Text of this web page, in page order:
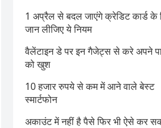
1 अप्रैल से बदल जाएंगे क्रेडिट कार्ड के
जान लीजिए ये नियम
वैलेंटाइन डे पर इन गैजेट्स से करे अपने
को खुश
10 हजार रुपये से कम में आने वाले बेस्ट
स्मार्टफोन
अकाउंट में नहीं है पैसे फिर भी ऐसे कर